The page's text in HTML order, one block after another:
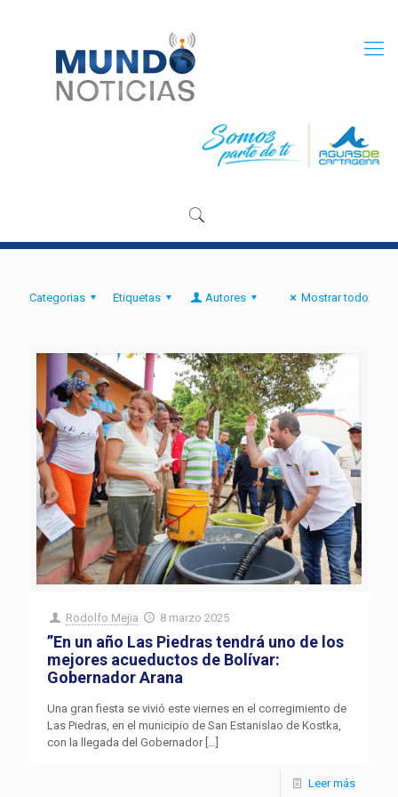
Categorias Etiquetas Autores Mostrar todo
Rodolfo Mejia 8 marzo 2025
”En un año Las Piedras tendrá uno de los
mejores acueductos de Bolívar:
Gobernador Arana
Una gran fiesta se vivió este viernes en el corregimiento de
Las Piedras, en el municipio de San Estanislao de Kostka,
con la llegada del Gobernador[…]
Leer más